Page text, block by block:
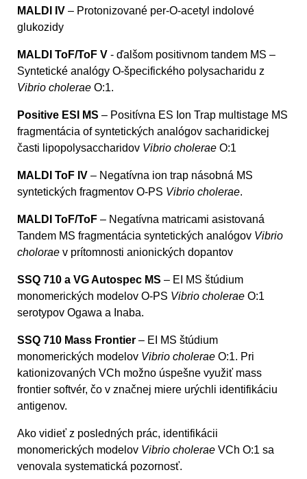
MALDI IV – Protonizované per-O-acetyl indolové
glukozidy
MALDI ToF/ToF V - ďalšom positivnom tandem MS –
Syntetické analógy O-špecifického polysacharidu z
Vibrio cholerae O:1.
Positive ESI MS – Positívna ES Ion Trap multistage MS
fragmentácia of syntetických analógov sacharidickej
časti lipopolysaccharidov Vibrio cholerae O:1
MALDI ToF IV – Negatívna ion trap násobná MS
syntetických fragmentov O-PS Vibrio cholerae.
MALDI ToF/ToF – Negatívna matricami asistovaná
Tandem MS fragmentácia syntetických analógov Vibrio
cholorae v prítomnosti anionických dopantov
SSQ 710 a VG Autospec MS – EI MS štúdium
monomerických modelov O-PS Vibrio cholerae O:1
serotypov Ogawa a Inaba.
SSQ 710 Mass Frontier – EI MS štúdium
monomerických modelov Vibrio cholerae O:1. Pri
kationizovaných VCh možno úspešne využiť mass
frontier softvér, čo v značnej miere urýchli identifikáciu
antigenov.
Ako vidieť z posledných prác, identifikácii
monomerických modelov Vibrio cholerae VCh O:1 sa
venovala systematická pozornosť.